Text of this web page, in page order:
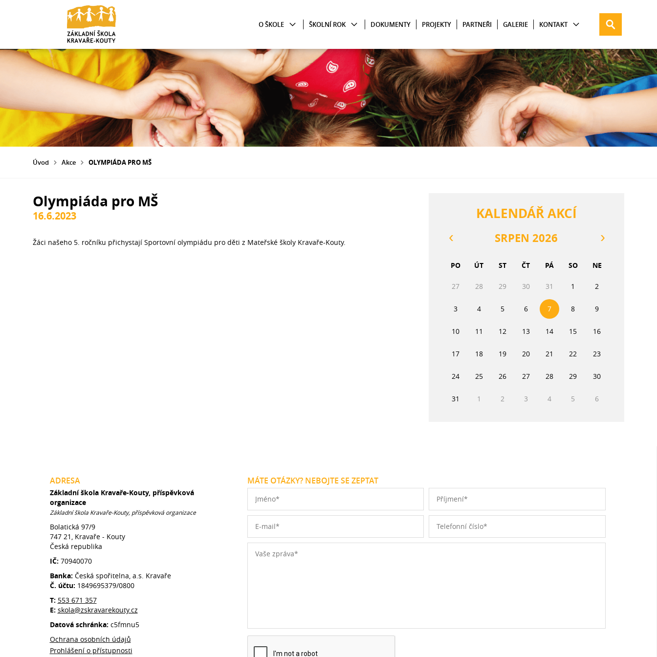
O ŠKOLE ŠKOLNÍ ROK DOKUMENTY PROJEKTY PARTNEŘI GALERIE KONTAKT
Úvod Akce OLYMPIÁDA PRO MŠ
Olympiáda pro MŠ
16.6.2023
Žáci našeho 5. ročníku přichystají Sportovní olympiádu pro děti z Mateřské školy Kravaře-Kouty.
KALENDÁŘ AKCÍ
SRPEN 2026
PO ÚT ST ČT PÁ SO NE
27 28 29 30 31 1 2
3 4 5 6 7 8 9
10 11 12 13 14 15 16
17 18 19 20 21 22 23
24 25 26 27 28 29 30
31 1 2 3 4 5 6
ADRESA
Základní škola Kravaře-Kouty, příspěvková
organizace
Základní škola Kravaře-Kouty, příspěvková organizace
Bolatická 97/9
747 21, Kravaře - Kouty
Česká republika
IČ: 70940070
Banka: Česká spořitelna, a.s. Kravaře
Č. účtu: 1849695379/0800
T: 553 671 357
E: skola@zskravarekouty.cz
Datová schránka: c5fmnu5
Ochrana osobních údajů
Prohlášení o přístupnosti
MÁTE OTÁZKY? NEBOJTE SE ZEPTAT